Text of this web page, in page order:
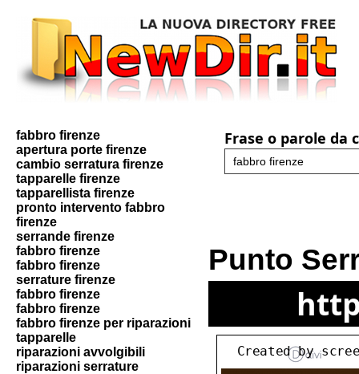
fabbro firenze
apertura porte firenze
cambio serratura firenze
tapparelle firenze
tapparellista firenze
pronto intervento fabbro
firenze
serrande firenze
fabbro firenze
fabbro firenze
serrature firenze
fabbro firenze
fabbro firenze
fabbro firenze per riparazioni
tapparelle
riparazioni avvolgibili
riparazioni serrature
Frase o parole da
Punto